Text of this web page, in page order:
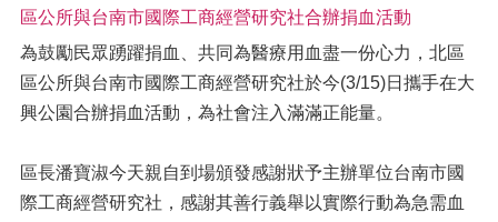
區公所與台南市國際工商經營研究社合辦捐血活動
為鼓勵民眾踴躍捐血、共同為醫療用血盡一份心力，北區
區公所與台南市國際工商經營研究社於今(3/15)日攜手在大
興公園合辦捐血活動，為社會注入滿滿正能量。
區長潘寶淑今天親自到場頒發感謝狀予主辦單位台南市國
際工商經營研究社，感謝其善行義舉以實際行動為急需血